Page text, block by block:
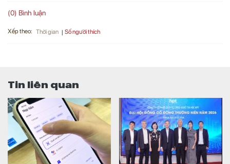
(0) Bình luận
Xếp theo: Thời gian Số người thích
Tin liên quan